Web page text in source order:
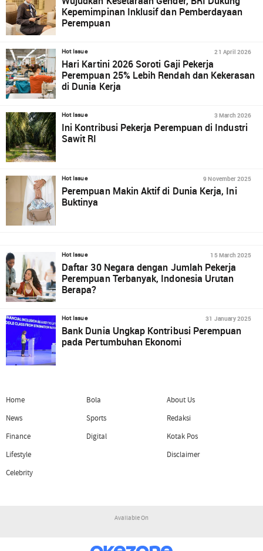
Kepemimpinan Inklusif dan Pemberdayaan
Perempuan
Hot Issue 21 April 2026
Hari Kartini 2026 Soroti Gaji Pekerja
Perempuan 25% Lebih Rendah dan Kekerasan
di Dunia Kerja
Hot Issue 3 March 2026
Ini Kontribusi Pekerja Perempuan di Industri
Sawit RI
Hot Issue 9 November 2025
Perempuan Makin Aktif di Dunia Kerja, Ini
Buktinya
Hot Issue 15 March 2025
Daftar 30 Negara dengan Jumlah Pekerja
Perempuan Terbanyak, Indonesia Urutan
Berapa?
Hot Issue 31 January 2025
Bank Dunia Ungkap Kontribusi Perempuan
pada Pertumbuhan Ekonomi
Home
News
Finance
Lifestyle
Celebrity
Bola
Sports
Digital
About Us
Redaksi
Kotak Pos
Disclaimer
Available On